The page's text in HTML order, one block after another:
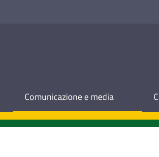
Comunicazione e media